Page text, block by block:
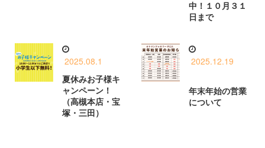
中！１０月３１
日まで
2025.08.1
夏休みお子様キ
ャンペーン！
（高槻本店・宝
塚・三田）
2025.12.19
年末年始の営業
について